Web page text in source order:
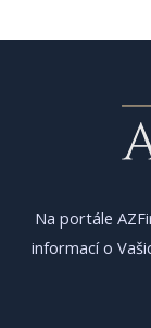
Na portále
informací o